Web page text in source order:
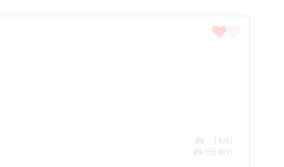
1 km
55 km